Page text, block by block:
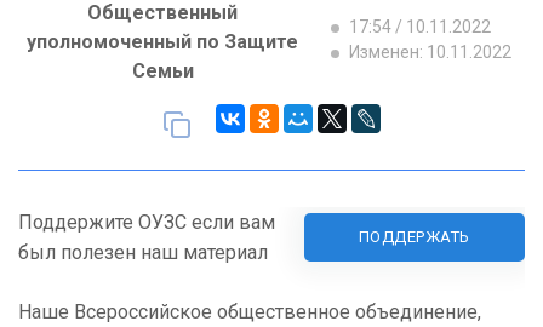
Общественный
уполномоченный по Защите
Семьи
17:54 / 10.11.2022
Изменен: 10.11.2022
Поддержите ОУЗС если вам
был полезен наш материал
ПОДДЕРЖАТЬ
Наше Всероссийское общественное объединение,